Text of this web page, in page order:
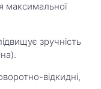
максимальної
зручність
відкидні,